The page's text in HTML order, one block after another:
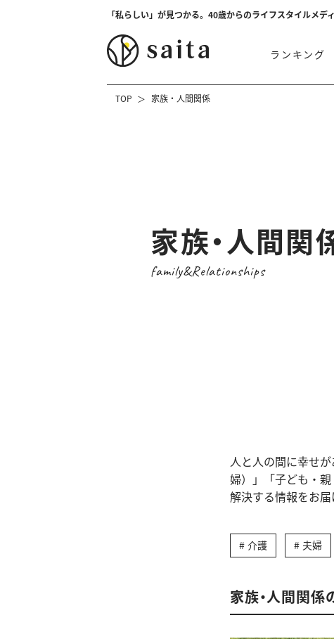
「私らしい」が見つかる。40歳からのライフスタイルメデ
ランキング
TOP 家族・人間関係
家族・人間関
family&Relationships
人と人の間に幸せ
婦）」「子ども・
解決する情報をお届
介護 夫婦
家族・人間関係